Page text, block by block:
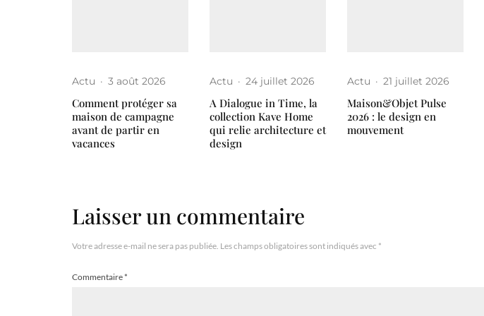
Actu · 3 août 2026
Comment protéger sa
maison de campagne
avant de partir en
vacances
Actu · 24 juillet 2026
A Dialogue in Time, la
collection Kave Home
qui relie architecture et
design
Actu · 21 juillet 2026
Maison&Objet Pulse
2026 : le design en
mouvement
Laisser un commentaire
Votre adresse e-mail ne sera pas publiée. Les champs obligatoires sont indiqués avec *
Commentaire*